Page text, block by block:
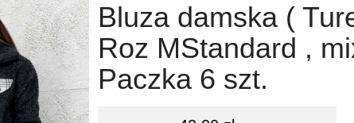
Bluza damska (
Roz MStandard ,
Paczka 6 szt.